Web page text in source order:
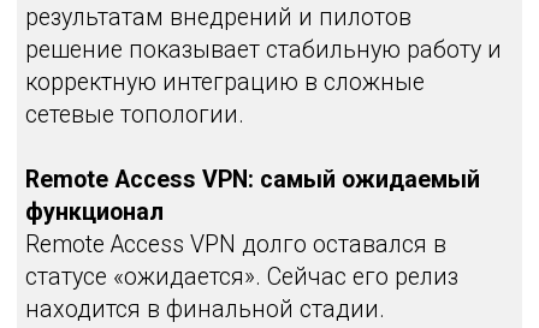
Remote Access VPN
SNMP
RADIUS
SLA / контроль качества канала
Role-Based Access Control
Reverse Proxy
Переход на мажорные релизы с большим
количеством изменений говорит о том,
что продукт развивается системно, а не
точечно.
Образовательная и
экспертная поддержка